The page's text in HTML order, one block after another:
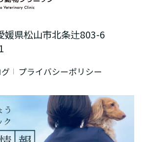
媛県松山市北条辻803-6
プライバシーポリシー